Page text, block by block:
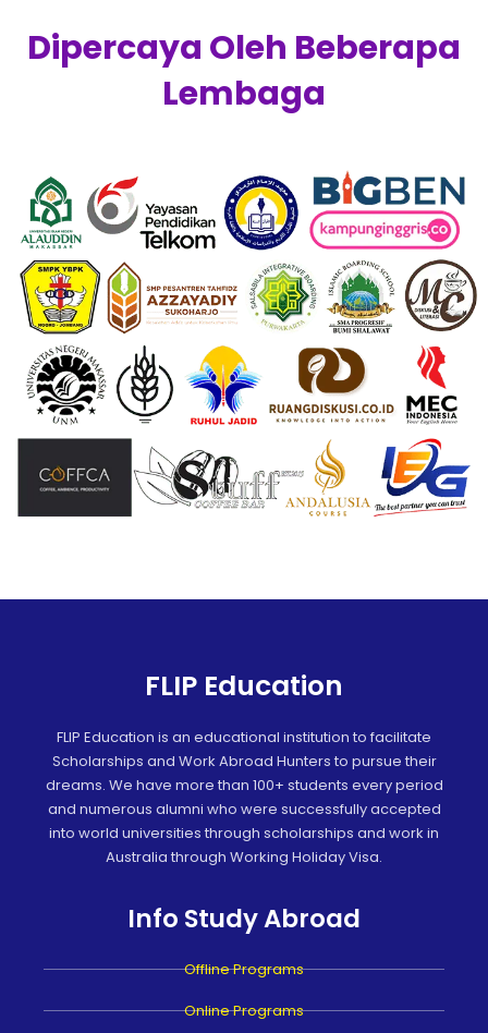
Dipercaya Oleh Beberapa
Lembaga
FLIP Education
FLIP Education is an educational institution to facilitate
Scholarships and Work Abroad Hunters to pursue their
dreams. We have more than 100+ students every period
and numerous alumni who were successfully accepted
into world universities through scholarships and work in
Australia through Working Holiday Visa.
Info Study Abroad
Offline Programs
Online Programs